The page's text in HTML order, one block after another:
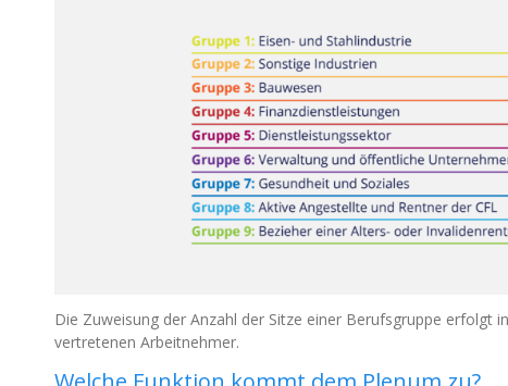
Die Zuweisung der Anzahl der Sitze einer Berufsgruppe erfolgt
vertretenen Arbeitnehmer.